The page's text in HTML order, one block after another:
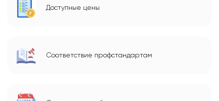
Доступные цены
Соответствие профстандартам